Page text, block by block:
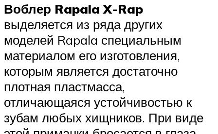
Воблер Rapala X-Rap
выделяется из ряда других
моделей Rapala специальным
материалом его изготовления,
которым является достаточно
плотная пластмасса,
отличающаяся устойчивостью к
зубам любых хищников. При виде